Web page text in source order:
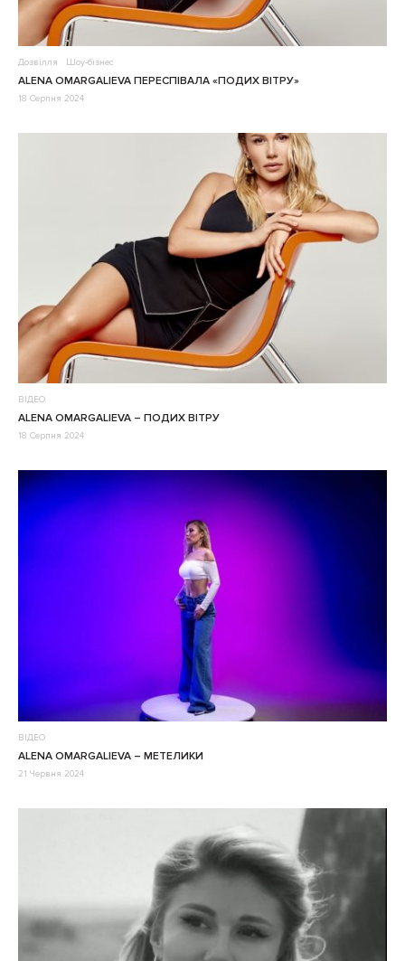
Дозвілля Шоу-бізнес
ALENA OMARGALIEVA ПЕРЕСПІВАЛА «ПОДИХ ВІТРУ»
18 Серпня 2024
ВІДЕО
ALENA OMARGALIEVA – ПОДИХ ВІТРУ
18 Серпня 2024
ВІДЕО
ALENA OMARGALIEVA – МЕТЕЛИКИ
21 Червня 2024